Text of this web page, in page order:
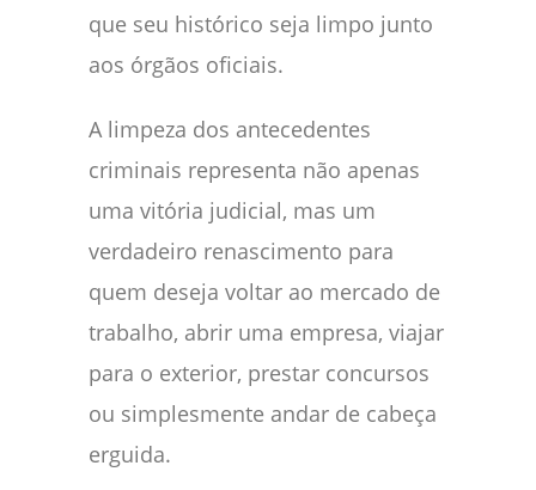
que seu histórico seja limpo junto
aos órgãos oficiais.
A limpeza dos antecedentes
criminais representa não apenas
uma vitória judicial, mas um
verdadeiro renascimento para
quem deseja voltar ao mercado de
trabalho, abrir uma empresa, viajar
para o exterior, prestar concursos
ou simplesmente andar de cabeça
erguida.